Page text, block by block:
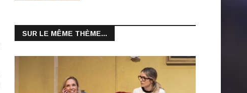
SUR LE MÊME THÈME...